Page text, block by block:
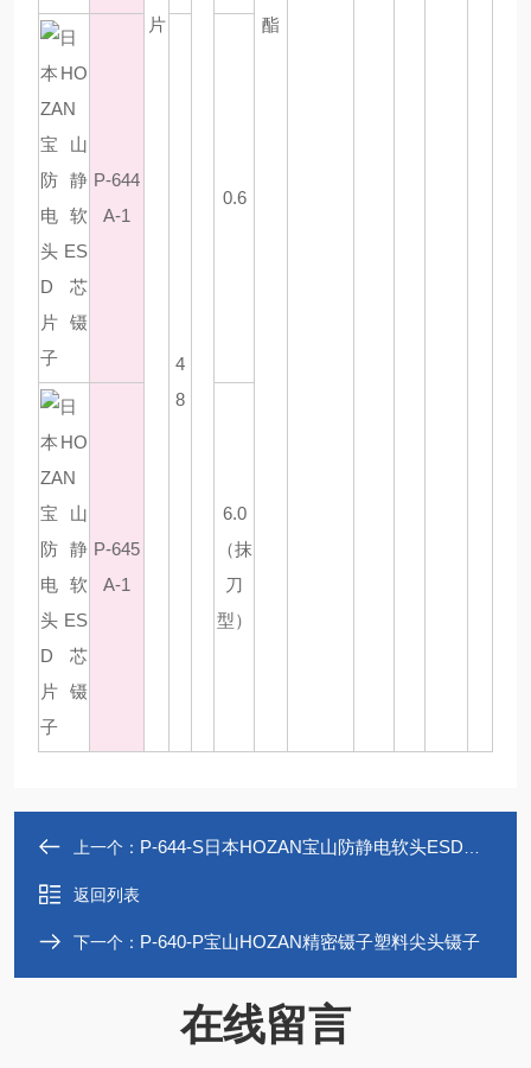
片
酯
P-644
A-1
4
8
0.6
P-645
A-1
6.0
（抹
刀
型）
上一个： P-644-S日本HOZAN宝山防静电软头ESD芯片镊子
返回列表
下一个： P-640-P宝山HOZAN精密镊子塑料尖头镊子
在线留言